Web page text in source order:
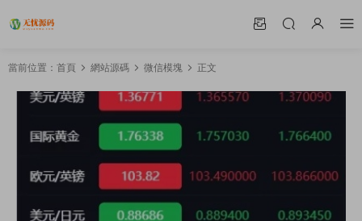
當前位置： 首頁 網站源碼 微信模塊 正文